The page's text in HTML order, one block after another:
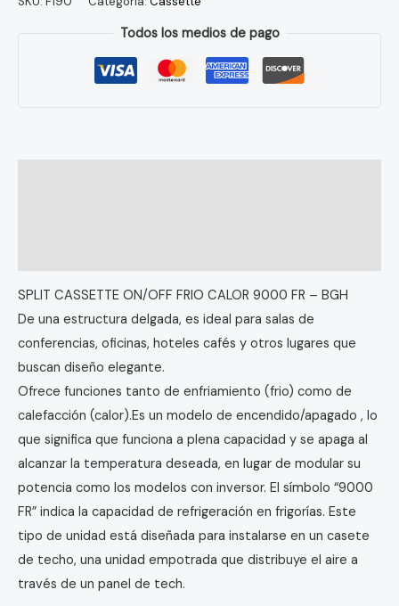
Todos los medios de pago
SPLIT CASSETTE ON/OFF FRIO CALOR 9000 FR – BGH
De una estructura delgada, es ideal para salas de
conferencias, oficinas, hoteles cafés y otros lugares que
buscan diseño elegante.
Ofrece funciones tanto de enfriamiento (frio) como de
calefacción (calor).Es un modelo de encendido/apagado , lo
que significa que funciona a plena capacidad y se apaga al
alcanzar la temperatura deseada, en lugar de modular su
potencia como los modelos con inversor. El símbolo “9000
FR” indica la capacidad de refrigeración en frigorías. Este
tipo de unidad está diseñada para instalarse en un casete
de techo, una unidad empotrada que distribuye el aire a
través de un panel de tech.